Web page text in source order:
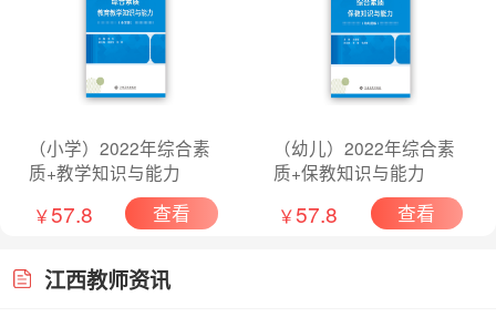
（小学）2022年综合素
质+教学知识与能力
￥57.8 查看
（幼儿）2022年综合素
质+保教知识与能力
￥57.8 查看
江西教师资讯